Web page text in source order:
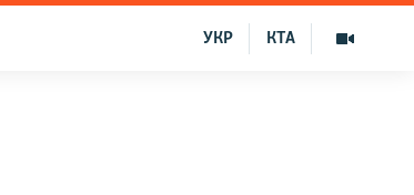
КТА
УКР